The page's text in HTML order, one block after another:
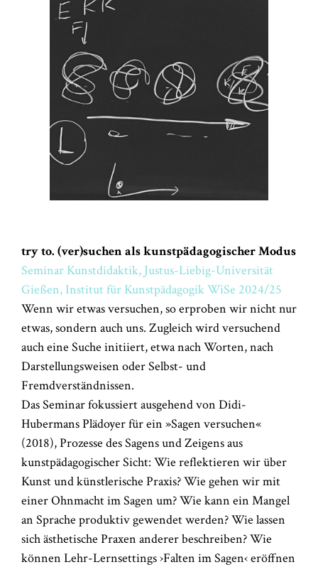
try to. (ver)suchen als kunstpädagogischer Modus
Seminar Kunstdidaktik, Justus-Liebig-Universität
Gießen, Institut für Kunstpädagogik WiSe 2024/25
Wenn wir etwas versuchen, so erproben wir nicht nur
etwas, sondern auch uns. Zugleich wird versuchend
auch eine Suche initiiert, etwa nach Worten, nach
Darstellungsweisen oder Selbst- und
Fremdverständnissen.
Das Seminar fokussiert ausgehend von Didi-
Hubermans Plädoyer für ein »Sagen versuchen«
(2018), Prozesse des Sagens und Zeigens aus
kunstpädagogischer Sicht: Wie reflektieren wir über
Kunst und künstlerische Praxis? Wie gehen wir mit
einer Ohnmacht im Sagen um? Wie kann ein Mangel
an Sprache produktiv gewendet werden? Wie lassen
sich ästhetische Praxen anderer beschreiben? Wie
können Lehr-Lernsettings ›Falten im Sagen‹ eröffnen